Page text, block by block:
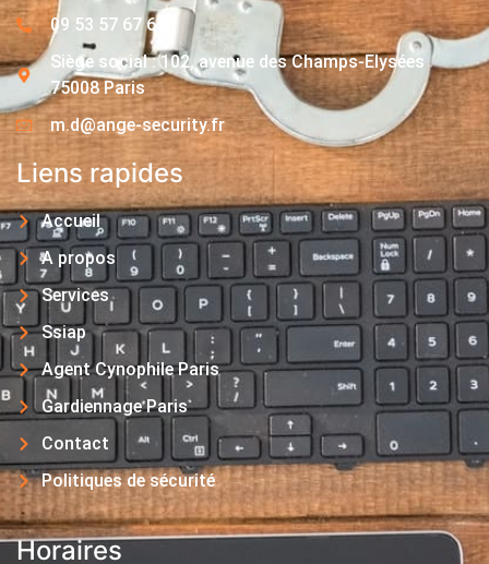
09 53 57 67 63
Siège social : 102, avenue des Champs-Elysées
75008 Paris
m.d@ange-security.fr
Liens rapides
Accueil
A propos
Services
Ssiap
Agent Cynophile Paris
Gardiennage Paris
Contact
Politiques de sécurité
Horaires